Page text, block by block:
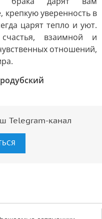
крепкую уверенность в
царят тепло и уют.
взаимной и
отношений,
Telegram-канал